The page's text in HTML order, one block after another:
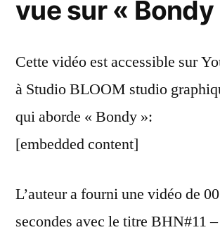
vue sur « Bondy
Cette vidéo est accessible sur
à Studio BLOOM studio
qui aborde « Bondy »:
[embedded content]
L’auteur a fourni une vidéo de
secondes avec le titre BHN#11